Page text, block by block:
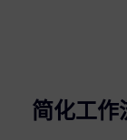
简化工作